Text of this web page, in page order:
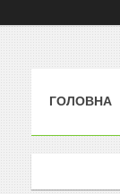
ГОЛОВНА